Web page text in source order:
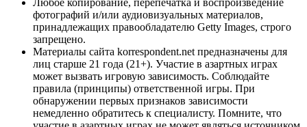
фотографий и/или аудиовизуальных материалов,
принадлежащих правообладателю Getty Images, строго
запрещено.
Материалы сайта korrespondent.net предназначены для
лиц старше 21 года (21+). Участие в азартных играх
может вызвать игровую зависимость. Соблюдайте
правила (принципы) ответственной игры. При
обнаружении первых признаков зависимости
немедленно обратитесь к специалисту. Помните, что